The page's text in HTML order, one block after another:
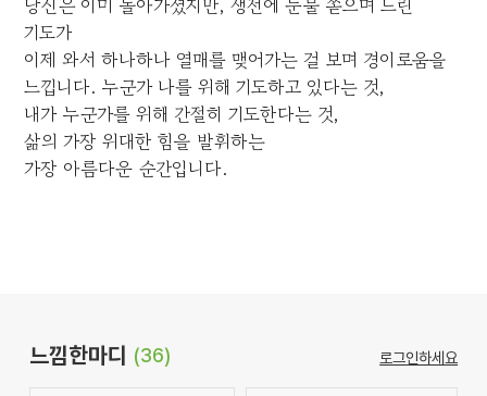
기도가
이제 와서 하나하나 열매를 맺어가는 걸 보며 경이로움을
느낍니다. 누군가 나를 위해 기도하고 있다는 것,
내가 누군가를 위해 간절히 기도한다는 것,
삶의 가장 위대한 힘을 발휘하는
가장 아름다운 순간입니다.
느낌한마디 (36) 로그인하세요